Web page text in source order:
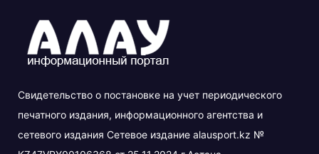
Свидетельство о постановке на учет периодического
печатного издания, информационного агентства и
сетевого издания Сетевое издание alausport.kz №